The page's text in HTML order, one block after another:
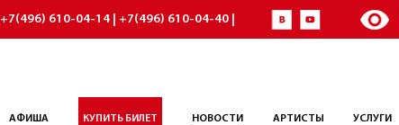
+7(496) 610-04-14 | +7(496) 610-04-40 |
АФИША КУПИТЬ БИЛЕТ НОВОСТИ АРТИСТЫ УСЛУГИ